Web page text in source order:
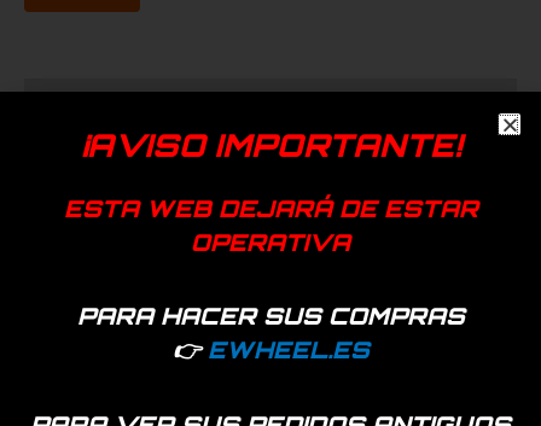
Información adicional
Caballete para el patinete eléctrico Xiaomi modelo Mijia M365.
Blanco, Negro
Productos relacionados
¡AVISO IMPORTANTE!
ESTA WEB DEJARÁ DE ESTAR
OPERATIVA
PARA HACER SUS COMPRAS
👉EWHEEL.ES